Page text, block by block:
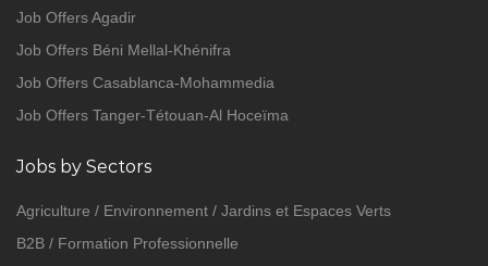
Job Offers Agadir
Job Offers Béni Mellal-Khénifra
Job Offers Casablanca-Mohammedia
Job Offers Tanger-Tétouan-Al Hoceïma
Jobs by Sectors
Agriculture / Environnement / Jardins et Espaces Verts
B2B / Formation Professionnelle